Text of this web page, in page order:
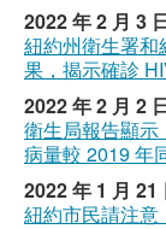
2022 年 2 月 3
紐約州衛生署
果，揭示確診
2022 年 2 月 2
衛生局報告顯示
病量較 2019 年
2022 年 1 月 21
紐約市民請注